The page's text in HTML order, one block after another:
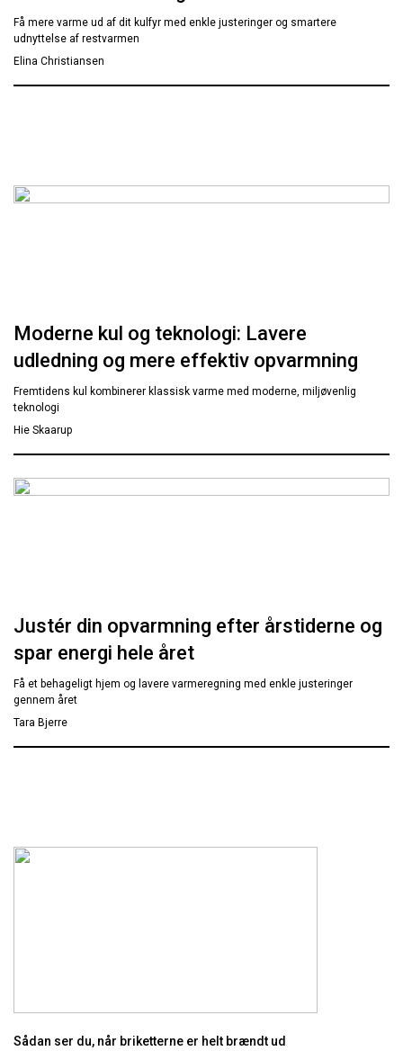
Få mere varme ud af dit kulfyr med enkle justeringer og smartere
udnyttelse af restvarmen
Elina Christiansen
Moderne kul og teknologi: Lavere
udledning og mere effektiv opvarmning
Fremtidens kul kombinerer klassisk varme med moderne, miljøvenlig
teknologi
Hie Skaarup
Justér din opvarmning efter årstiderne og
spar energi hele året
Få et behageligt hjem og lavere varmeregning med enkle justeringer
gennem året
Tara Bjerre
Sådan ser du, når briketterne er helt brændt ud